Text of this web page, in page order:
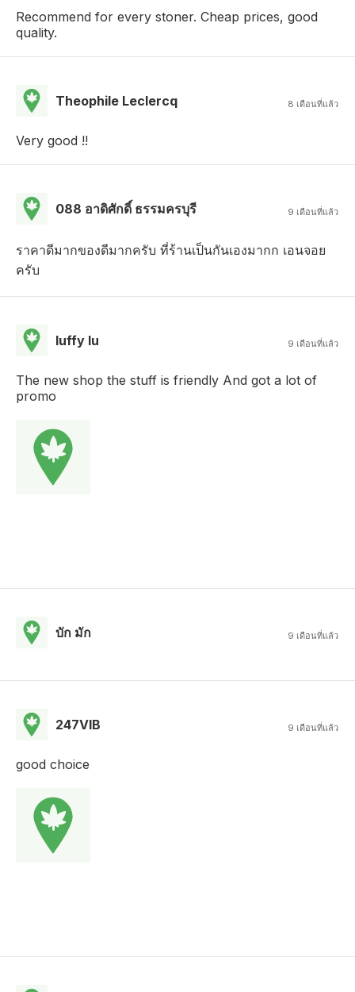
Recommend for every stoner. Cheap prices, good
quality.
Theophile Leclercq 8 เดือนที่แล้ว
Very good !!
088 อาดิศักดิ์ ธรรมครบุรี 9 เดือนที่แล้ว
ราคาดีมากของดีมากครับ ที่ร้านเป็นกันเองมากก เอนจอย
ครับ
luffy lu 9 เดือนที่แล้ว
The new shop the stuff is friendly And got a lot of
promo
บัก มัก 9 เดือนที่แล้ว
247VIB 9 เดือนที่แล้ว
good choice